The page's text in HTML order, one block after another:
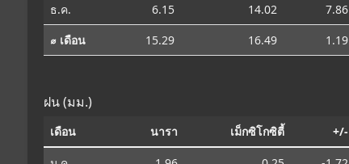
ธ.ค.
6.15 14.02
7.86
⌀ เดือน
15.29 16.49 1.19
ฝน (มม.)
เดือน นารา เม็กซิโกซิตี้ +/-